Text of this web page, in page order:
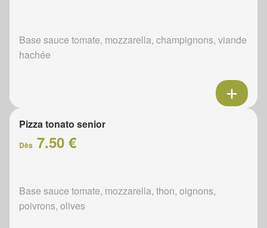
Base sauce tomate, mozzarella, champignons, viande
hachée
Pizza tonato senior
Dès 7.50 €
Base sauce tomate, mozzarella, thon, oignons,
poivrons, olives